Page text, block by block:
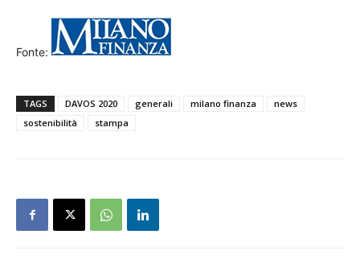
Fonte:
TAGS DAVOS 2020 generali milano finanza
news
sostenibilità
stampa